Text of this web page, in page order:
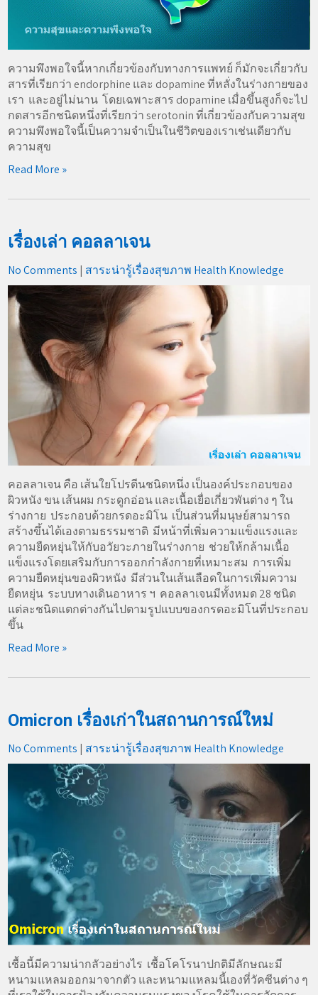
ความพึงพอใจนี้หากเกี่ยวข้องกับทางการแพทย์ ก็มักจะเกี่ยวกับ
สารที่เรียกว่า endorphine และ dopamine ที่หลั่งในร่างกายของ
เรา และอยู่ไม่นาน โดยเฉพาะสาร dopamine เมื่อขึ้นสูงก็จะไป
กดสารอีกชนิดหนึ่งที่เรียกว่า serotonin ที่เกี่ยวข้องกับความสุข
ความพึงพอใจนี้เป็นความจำเป็นในชีวิตของเราเช่นเดียวกับ
ความสุข
Read More »
เรื่องเล่า คอลลาเจน
No Comments | สาระน่ารู้เรื่องสุขภาพ Health Knowledge
คอลลาเจน คือ เส้นใยโปรตีนชนิดหนึ่ง เป็นองค์ประกอบของ
ผิวหนัง ขน เส้นผม กระดูกอ่อน และเนื้อเยื่อเกี่ยวพันต่าง ๆ ใน
ร่างกาย ประกอบด้วยกรดอะมิโน เป็นส่วนที่มนุษย์สามารถ
สร้างขึ้นได้เองตามธรรมชาติ มีหน้าที่เพิ่มความแข็งแรงและ
ความยืดหยุ่นให้กับอวัยวะภายในร่างกาย ช่วยให้กล้ามเนื้อ
แข็งแรงโดยเสริมกับการออกกำลังกายที่เหมาะสม การเพิ่ม
ความยืดหยุ่นของผิวหนัง มีส่วนในเส้นเลือดในการเพิ่มความ
ยืดหยุ่น ระบบทางเดินอาหาร ฯ คอลลาเจนมีทั้งหมด 28 ชนิด
แต่ละชนิดแตกต่างกันไปตามรูปแบบของกรดอะมิโนที่ประกอบ
ขึ้น
Read More »
Omicron เรื่องเก่าในสถานการณ์ใหม่
No Comments | สาระน่ารู้เรื่องสุขภาพ Health Knowledge
เชื้อนี้มีความน่ากลัวอย่างไร เชื้อโคโรนาปกติมีลักษณะมี
หนามแหลมออกมาจากตัว และหนามแหลมนี้เองที่วัคซีนต่าง ๆ